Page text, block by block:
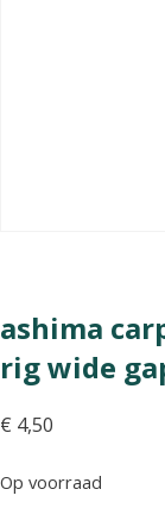
ashima
rig wide
€ 4,50
Op voorraad